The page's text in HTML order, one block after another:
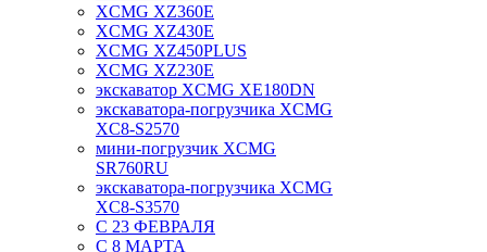
XCMG XZ360E
XCMG XZ430E
XCMG XZ450PLUS
XCMG XZ230E
экскаватор XCMG XE180DN
экскаватора-погрузчика XCMG
XC8-S2570
мини-погрузчик XCMG
SR760RU
экскаватора-погрузчика XCMG
XC8-S3570
С 23 ФЕВРАЛЯ
С 8 МАРТА